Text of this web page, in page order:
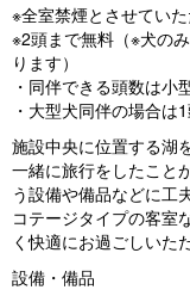
※全室禁煙とさせてい
※2頭まで無料（※犬の
ります）
・同伴できる頭数は小
・大型犬同伴の場合は
施設中央に位置する湖
一緒に旅行をしたこと
う設備や備品などに工
コテージタイプの客室
く快適にお過ごしいた
設備・備品